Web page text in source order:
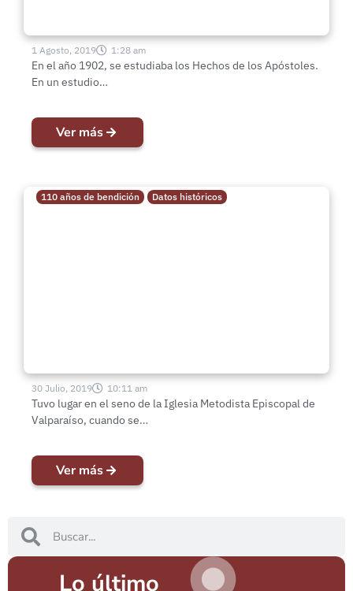
1 Agosto, 2019 1:28 am
En el año 1902, se estudiaba los Hechos de los Apóstoles.
En un estudio…
Ver más
110 años de bendición Datos históricos
30 Julio, 2019 10:11 am
Tuvo lugar en el seno de la Iglesia Metodista Episcopal de
Valparaíso, cuando se…
Ver más
Lo último